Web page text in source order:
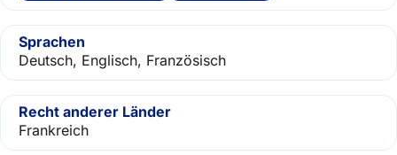
Sprachen
Deutsch, Englisch, Französisch
Recht anderer Länder
Frankreich